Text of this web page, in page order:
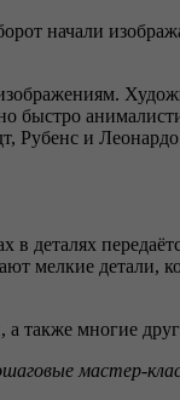
начали
Рубенс и
деталях
мелкие детали,
также многие
мастер-